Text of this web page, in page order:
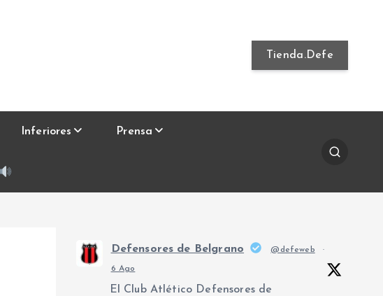
Tienda.Defe
Inferiores Prensa
Defensores de Belgrano @defeweb ·
6 Ago
El Club Atlético Defensores de